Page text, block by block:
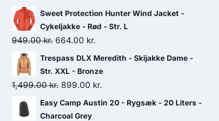
Sweet Protection Hunter Wind Jacket -
Cykeljakke - Rød - Str. L
949.00kr. Original
price
was:
949.00 kr..
664.00 kr.
price
is:
664.00 kr..
Trespass DLX Meredith - Skijakke Dame -
Str. XXL - Bronze
1,499.00kr. Original
price
was:
899.00 kr.
price
Easy Camp Austin 20 - Rygsæk - 20 Liters -
Charcoal Grey